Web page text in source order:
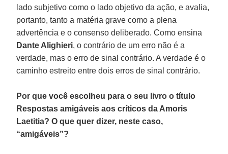
lado subjetivo como o lado objetivo da ação, e avalia,
portanto, tanto a matéria grave como a plena
advertência e o consenso deliberado. Como ensina
Dante Alighieri, o contrário de um erro não é a
verdade, mas o erro de sinal contrário. A verdade é o
caminho estreito entre dois erros de sinal contrário.
Por que você escolheu para o seu livro o título
Respostas amigáveis aos críticos da Amoris
Laetitia? O que quer dizer, neste caso,
“amigáveis”?